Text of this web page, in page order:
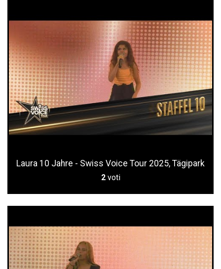
Laura 10 Jahre - Swiss Voice Tour 2025, Tägipark
2 voti